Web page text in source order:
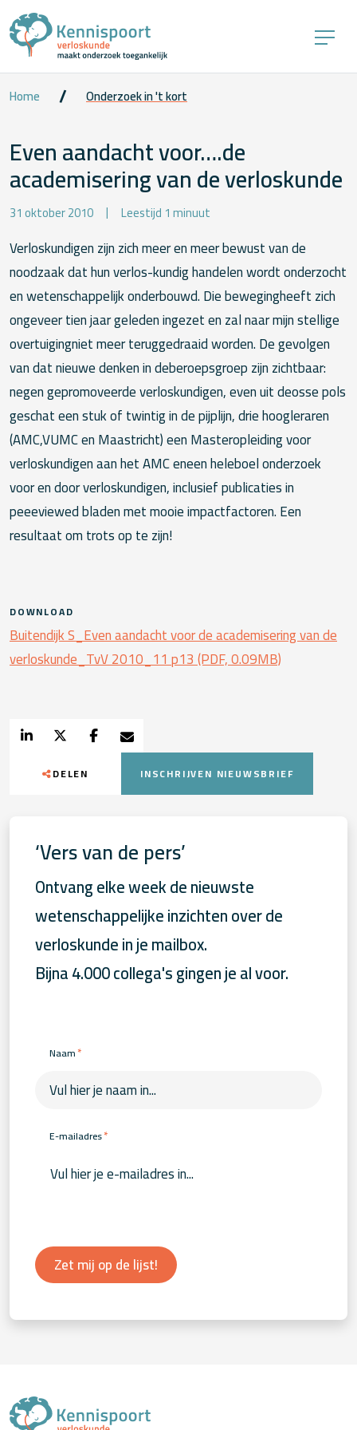
Home Onderzoek in 't kort
Even aandacht voor….de
academisering van de verloskunde
31 oktober 2010 Leestijd 1 minuut
Verloskundigen zijn zich meer en meer bewust van de
noodzaak dat hun verlos-kundig handelen wordt onderzocht
en wetenschappelijk onderbouwd. Die bewegingheeft zich
ongeveer tien jaar geleden ingezet en zal naar mijn stellige
overtuigingniet meer teruggedraaid worden. De gevolgen
van dat nieuwe denken in deberoepsgroep zijn zichtbaar:
negen gepromoveerde verloskundigen, even uit deosse pols
geschat een stuk of twintig in de pijplijn, drie hoogleraren
(AMC,VUMC en Maastricht) een Masteropleiding voor
verloskundigen aan het AMC eneen heleboel onderzoek
voor en door verloskundigen, inclusief publicaties in
peeeviewed bladen met mooie impactfactoren. Een
resultaat om trots op te zijn!
DOWNLOAD
Buitendijk S_Even aandacht voor de academisering van de
verloskunde_TvV 2010_11 p13 (PDF, 0.09MB)
DELEN INSCHRIJVEN NIEUWSBRIEF
‘Vers van de pers’
Ontvang elke week de nieuwste
wetenschappelijke inzichten over de
verloskunde in je mailbox.
Bijna 4.000 collega's gingen je al voor.
Naam*
E-mailadres*
Zet mij op de lijst!